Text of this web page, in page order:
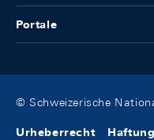
Portale
© Schweizerische
Urheberrecht